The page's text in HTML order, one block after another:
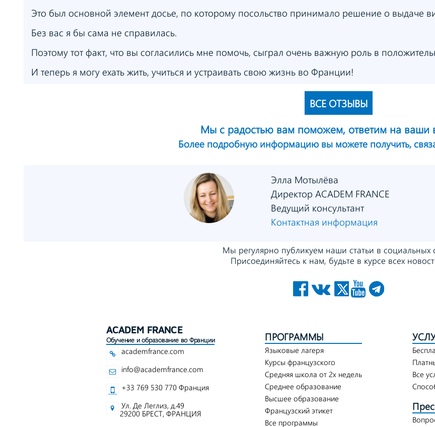
Это был основной элемент досье, по которому посольство принимало решение о выдаче
Без вас я бы сама не справилась.
Поэтому тот факт, что вы согласились мне помочь, сыграл очень важную роль в
И теперь я могу ехать жить, учиться и устраивать свою жизнь во Франции!
ВСЕ ОТЗЫВЫ
Мы с радостью вам поможем, ответим на ваши
Более подробную информацию вы можете получить,
Элла Мотылёва
Директор ACADEM FRANCE
Ведущий консультант
Контактная информация
Мы регулярно публикуем наши статьи в социальных
Присоединяйтесь к нам, будьте в курсе всех
ACADEM FRANCE
Обучение и образование во Франции
academfrance.com
info@academfrance.com
+33 769 530 770 Франция
Ул. Де Леглиз, д.49
29200 БРЕСТ, ФРАНЦИЯ
ПРОГРАММЫ
Языковые лагеря
Курсы французского
Средняя школа от 2х недель
Среднее образование
Высшее образование
Французский этикет
Все программы
Все